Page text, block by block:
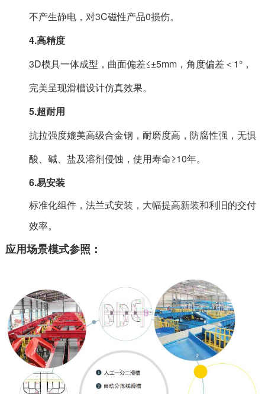
不产生静电，对3C磁性产品0损伤。
4.高精度
3D模具一体成型，曲面偏差≤±5mm，角度偏差＜1°，
完美呈现滑槽设计仿真效果。
5.超耐用
抗拉强度媲美高级合金钢，耐磨度高，防腐性强，无惧
酸、碱、盐及溶剂侵蚀，使用寿命≥10年。
6.易安装
标准化组件，法兰式安装，大幅提高新装和利旧的交付
效率。
应用场景模式参照：